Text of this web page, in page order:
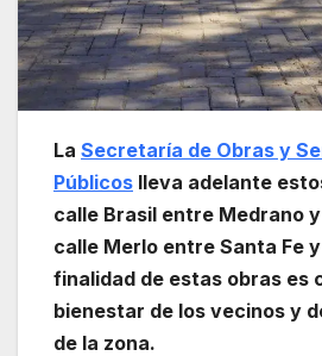
La Secretaría de Obras y
Públicos lleva adelante
calle Brasil entre Medrano
calle Merlo entre Santa Fe
finalidad de estas obras es
bienestar de los vecinos y
de la zona.